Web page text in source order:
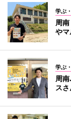
学ぶ
周
やマ
学ぶ
周
ス